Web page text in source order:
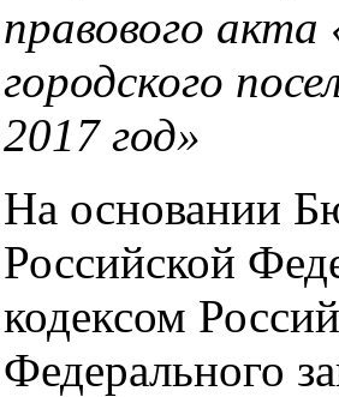
правового
городского
2017 год»
На основании
Российской
кодексом
Федерального